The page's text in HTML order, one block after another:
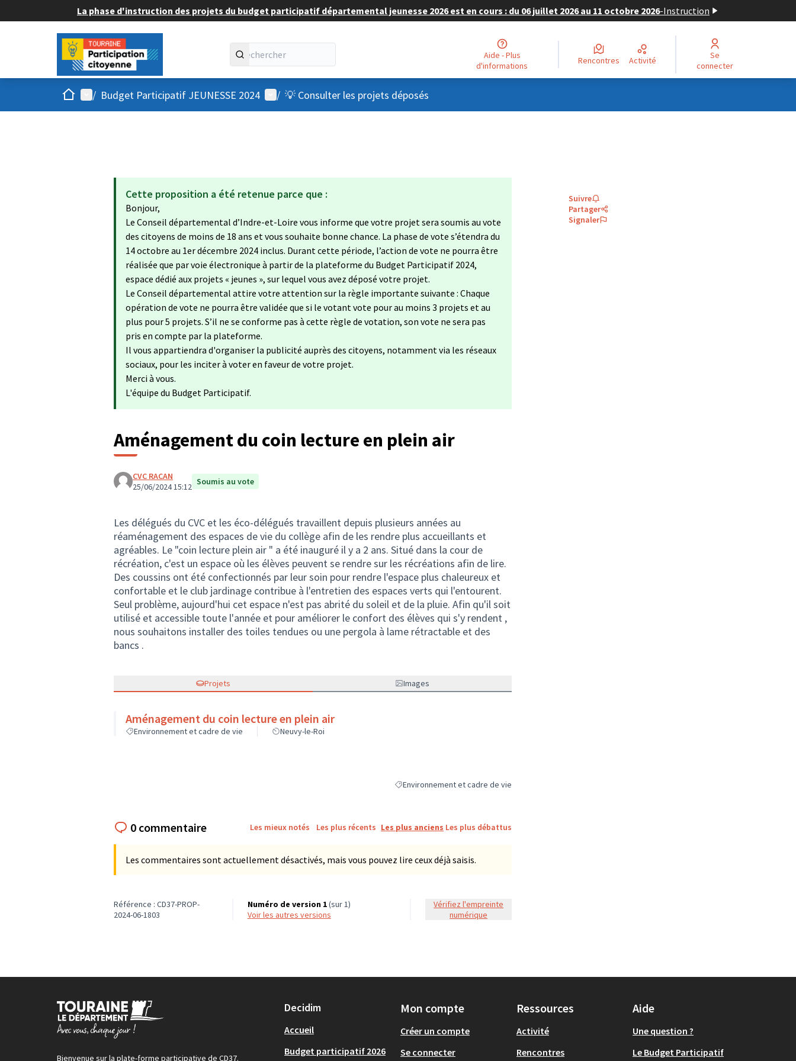
La phase d'instruction des projets du budget participatif départemental jeunesse 2026 est en cours : du 06 juillet 2026 au 11 octobre 2026-Instruction
Aide - Plus
d'informations
Rencontres Activité
Se
connecter
AccueilMenu principal
/ Budget Participatif JEUNESSE 2024 Menu utilisateur
/ 💡 Consulter les projets déposés
Cette proposition a été retenue parce que :
Bonjour,
Le Conseil départemental d’Indre-et-Loire vous informe que votre projet sera soumis au vote
des citoyens de moins de 18 ans et vous souhaite bonne chance. La phase de vote s’étendra du
14 octobre au 1er décembre 2024 inclus. Durant cette période, l’action de vote ne pourra être
réalisée que par voie électronique à partir de la plateforme du Budget Participatif 2024,
espace dédié aux projets « jeunes », sur lequel vous avez déposé votre projet.
Le Conseil départemental attire votre attention sur la règle importante suivante : Chaque
opération de vote ne pourra être validée que si le votant vote pour au moins 3 projets et au
plus pour 5 projets. S’il ne se conforme pas à cette règle de votation, son vote ne sera pas
pris en compte par la plateforme.
Il vous appartiendra d'organiser la publicité auprès des citoyens, notamment via les réseaux
sociaux, pour les inciter à voter en faveur de votre projet.
Merci à vous.
L'équipe du Budget Participatif.
Aménagement du coin lecture en plein air
CVC RACAN
25/06/2024 15:12 Soumis au vote
Les délégués du CVC et les éco-délégués travaillent depuis plusieurs années au
réaménagement des espaces de vie du collège afin de les rendre plus accueillants et
agréables. Le "coin lecture plein air " a été inauguré il y a 2 ans. Situé dans la cour de
récréation, c'est un espace où les élèves peuvent se rendre sur les récréations afin de lire.
Des coussins ont été confectionnés par leur soin pour rendre l'espace plus chaleureux et
confortable et le club jardinage contribue à l'entretien des espaces verts qui l'entourent.
Seul problème, aujourd'hui cet espace n'est pas abrité du soleil et de la pluie. Afin qu'il soit
utilisé et accessible toute l'année et pour améliorer le confort des élèves qui s'y rendent ,
nous souhaitons installer des toiles tendues ou une pergola à lame rétractable et des
bancs .
Projets Images
Aménagement du coin lecture en plein air
Environnement et cadre de vie Neuvy-le-Roi
Filtrer les résultats de la catégorie : Environnement et cadre de vie
Environnement et cadre de vie
Suivre
Partager
Signaler
0 commentaire Les mieux notés Les plus récents Les plus anciens Les plus débattus
Les commentaires sont actuellement désactivés, mais vous pouvez lire ceux déjà saisis.
Référence : CD37-PROP-
2024-06-1803
Numéro de version 1(sur 1)
voir les autres versions
Vérifiez l'empreinte
numérique
Bienvenue sur la plate-forme participative de CD37.
Decidim
Accueil
Budget participatif 2026
Mon compte
Créer un compte
Se connecter
Ressources
Activité
Rencontres
Aide
Une question ?
Le Budget Participatif